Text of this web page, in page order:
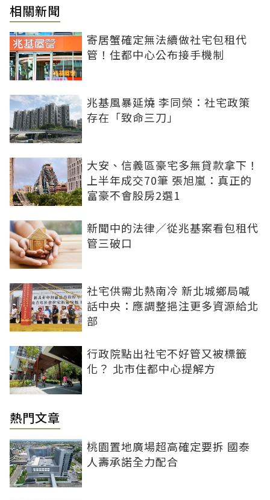
相關新聞
寄居蟹確定無法續做社宅包租代
管！住都中心公布接手機制
兆基風暴延燒 李同榮：社宅政策
存在「致命三刀」
大安、信義區豪宅多無貸款拿下！
上半年成交70筆 張旭嵐：真正的
富豪不會股房2選1
新聞中的法律／從兆基案看包租代
管三破口
社宅供需北熱南冷 新北城鄉局喊
話中央：應調整挹注更多資源給北
部
行政院點出社宅不好管又被標籤
化？ 北市住都中心提解方
熱門文章
桃園置地廣場超高確定要拆 國泰
人壽承諾全力配合